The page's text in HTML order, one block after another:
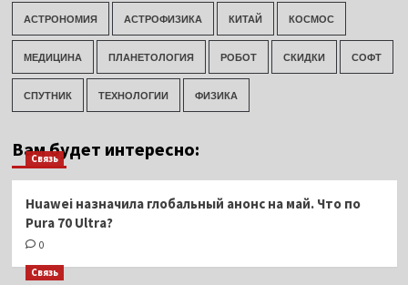
АСТРОНОМИЯ АСТРОФИЗИКА КИТАЙ КОСМОС
МЕДИЦИНА ПЛАНЕТОЛОГИЯ РОБОТ СКИДКИ СОФТ
СПУТНИК ТЕХНОЛОГИИ ФИЗИКА
Вам будет интересно:
Связь
Huawei назначила глобальный анонс на май. Что по
Pura 70 Ultra?
0
Связь